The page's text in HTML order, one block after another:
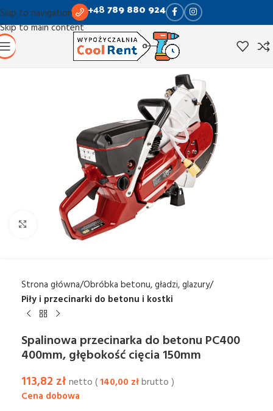
Skip to navigation
Skip to main content
+48789 880 924
Kliknij aby powiększyć
Strona główna Obróbka betonu, gładzi, glazury
Piły i przecinarki do betonu i kostki
Spalinowa przecinarka do betonu PC400
400mm, głębokość cięcia 150mm
113,82 zł netto (140,00 złbrutto )